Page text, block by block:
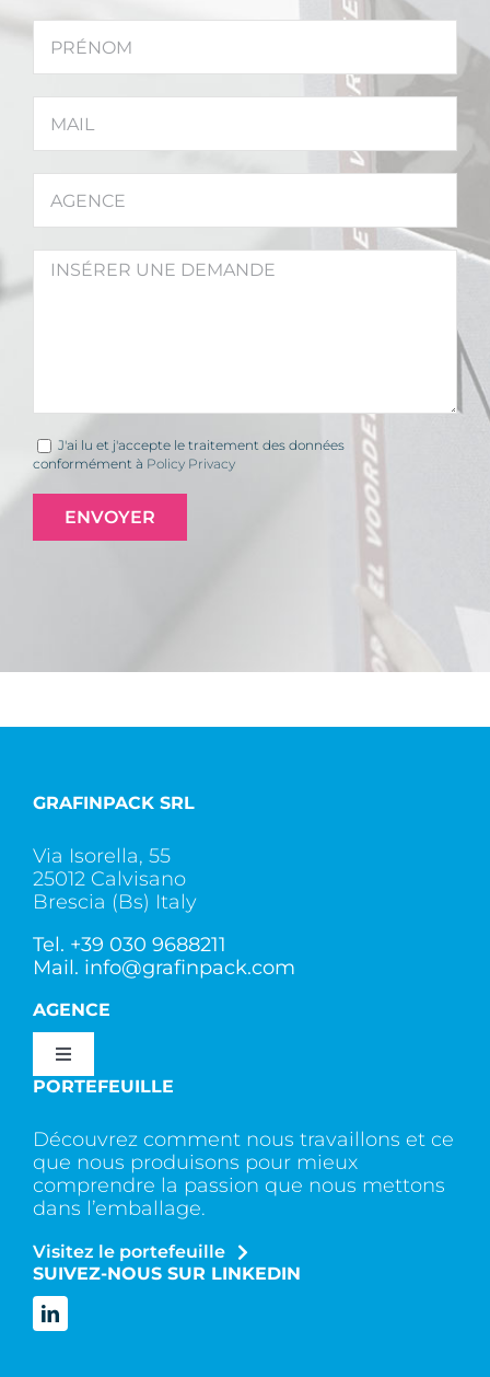
J'ai lu et j'accepte le traitement des données
conformément à Policy Privacy
GRAFINPACK SRL
Via Isorella, 55
25012 Calvisano
Brescia (Bs) Italy
Tel. +39 030 9688211
Mail. info@grafinpack.com
AGENCE
Toggle
Navigation
Services
Contactez
PORTEFEUILLE
Découvrez comment nous travaillons et ce
que nous produisons pour mieux
comprendre la passion que nous mettons
dans l’emballage.
Visitez le portefeuille
SUIVEZ-NOUS SUR LINKEDIN